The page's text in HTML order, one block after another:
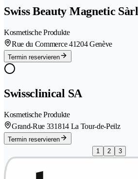
Swiss Beauty Magnetic Sàrl
Kosmetische Produkte
Rue du Commerce 41204 Genève
Termin reservieren
Swissclinical SA
Kosmetische Produkte
Grand-Rue 331814 La Tour-de-Peilz
Termin reservieren
1
2 3